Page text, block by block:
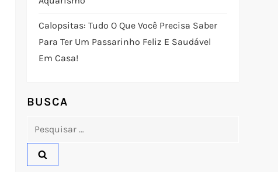
Calopsitas: Tudo O Que Você Precisa Saber
Para Ter Um Passarinho Feliz E Saudável
Em Casa!
BUSCA
Pesquisar